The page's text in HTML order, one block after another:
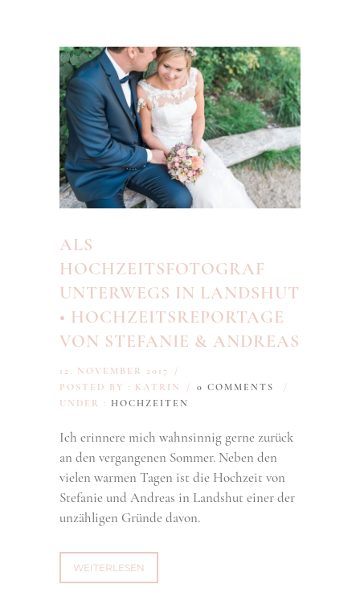
ALS
HOCHZEITSFOTOGRAF
UNTERWEGS IN LANDSHUT
• HOCHZEITSREPORTAGE
VON STEFANIE & ANDREAS
12. NOVEMBER 2017
/
POSTED BY : KATRIN
/ 0 COMMENTS
/
UNDER : HOCHZEITEN
Ich erinnere mich wahnsinnig gerne zurück
an den vergangenen Sommer. Neben den
vielen warmen Tagen ist die Hochzeit von
Stefanie und Andreas in Landshut einer der
unzähligen Gründe davon.
WEITERLESEN